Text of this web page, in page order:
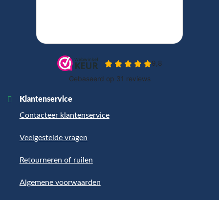
Klantenservice
Contacteer klantenservice
Veelgestelde vragen
Retourneren of ruilen
Algemene voorwaarden